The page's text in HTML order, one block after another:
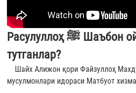
Расулуллоҳ ﷺ Шаъбон ойида қандай рўза
тутганлар?
Шайх Алижон қори Файзуллоҳ
мусулмонлари идораси Матбуот